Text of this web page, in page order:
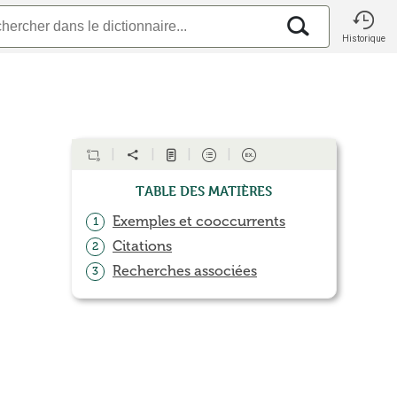
Historique
Table des matières
1 Exemples et cooccurrents
2 Citations
3 Recherches associées